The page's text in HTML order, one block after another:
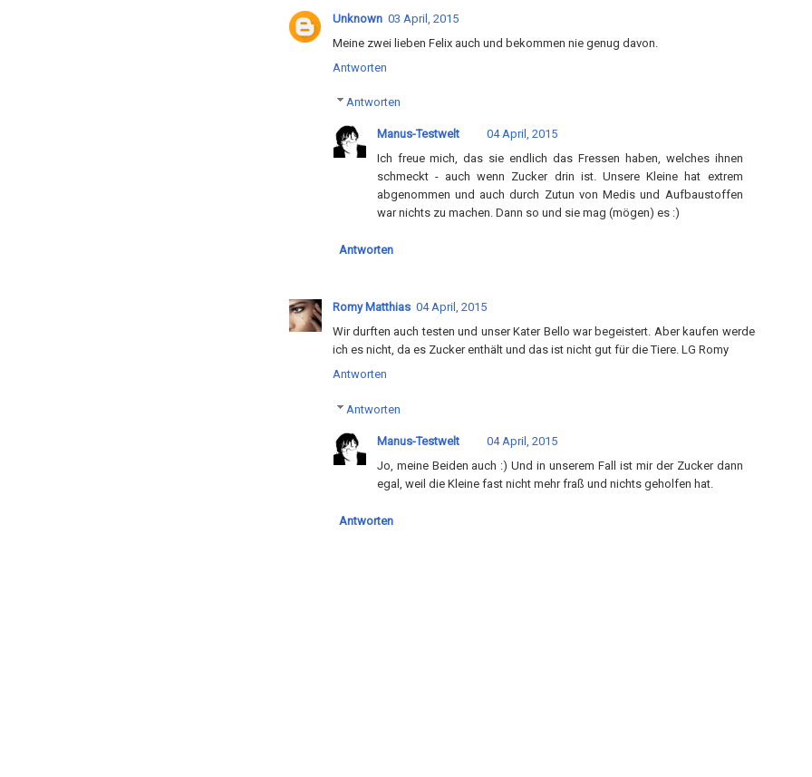
Unknown 03 April, 2015
Meine zwei lieben Felix auch und bekommen nie genug davon.
Antworten
Antworten
Manus-Testwelt
04 April, 2015
Ich freue mich, das sie endlich das Fressen haben, welches ihnen
schmeckt - auch wenn Zucker drin ist. Unsere Kleine hat extrem
abgenommen und auch durch Zutun von Medis und Aufbaustoffen
war nichts zu machen. Dann so und sie mag (mögen) es :)
Antworten
Romy Matthias 04 April, 2015
Wir durften auch testen und unser Kater Bello war begeistert. Aber kaufen werde
ich es nicht, da es Zucker enthält und das ist nicht gut für die Tiere. LG Romy
Antworten
Antworten
Manus-Testwelt
04 April, 2015
Jo, meine Beiden auch :) Und in unserem Fall ist mir der Zucker dann
egal, weil die Kleine fast nicht mehr fraß und nichts geholfen hat.
Antworten